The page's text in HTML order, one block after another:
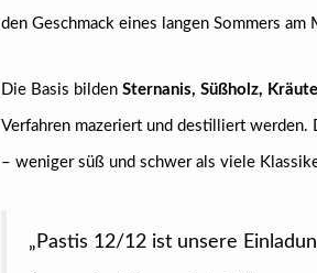
den Geschmack eines langen Sommers am
Die Basis bilden Sternanis, Süßholz,
Verfahren mazeriert und destilliert werden.
– weniger süß und schwer als viele
„Pastis 12/12 ist unsere